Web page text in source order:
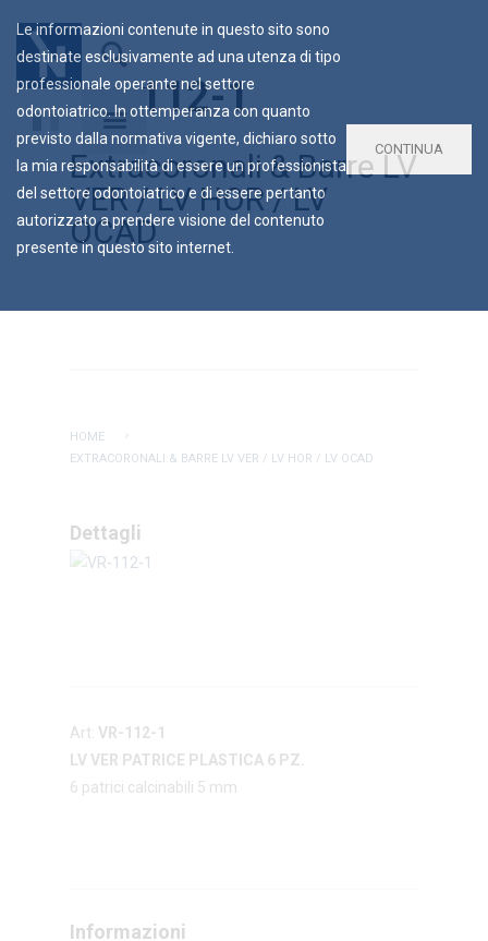
VR-112-1
Extracoronali & Barre LV
VER / LV HOR / LV
OCAD
HOME
EXTRACORONALI & BARRE LV VER / LV HOR / LV OCAD
Dettagli
Art: VR-112-1
LV VER PATRICE PLASTICA 6 PZ.
6 patrici calcinabili 5 mm
Informazioni
Le informazioni contenute in questo sito sono
destinate esclusivamente ad una utenza di tipo
professionale operante nel settore
odontoiatrico. In ottemperanza con quanto
previsto dalla normativa vigente, dichiaro sotto
la mia responsabilità di essere un professionista
del settore odontoiatrico e di essere pertanto
autorizzato a prendere visione del contenuto
presente in questo sito internet.
CONTINUA